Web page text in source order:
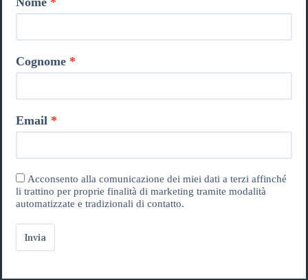
Cognome
Email
Acconsento alla comunicazione dei miei dati a terzi affinché
li trattino per proprie finalità di marketing tramite modalità
automatizzate e tradizionali di contatto.
Invia